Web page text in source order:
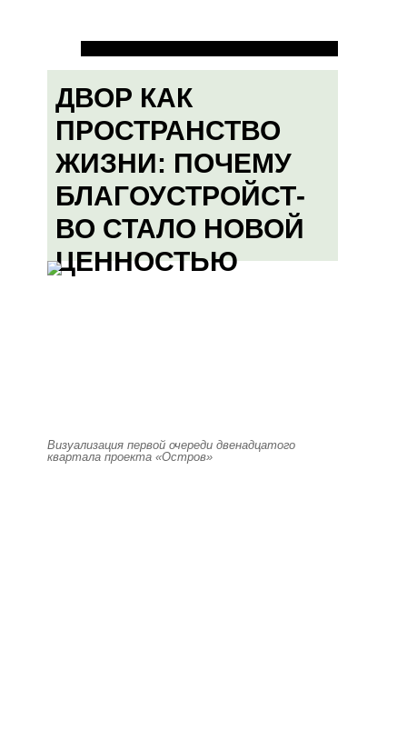
ДВОР КАК
ПРОСТРАНСТВО
ЖИЗНИ: ПОЧЕМУ
БЛАГОУСТРОЙСТ-
ВО СТАЛО НОВОЙ
ЦЕННОСТЬЮ
Визуализация первой очереди двенадцатого
квартала проекта «Остров»